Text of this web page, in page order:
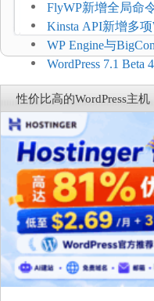
$2.61/月，高性能
FlyWP新增全局命
方便
Kinsta API新增多
WP Engine与
Connect：
商能力
WordPress 7.1
复，仅建议在测试
性价比高的WordPress主机